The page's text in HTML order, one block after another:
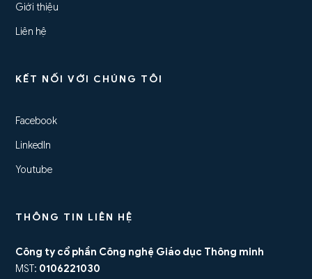
Giới thiệu
Liên hệ
KẾT NỐI VỚI CHÚNG TÔI
Facebook
LinkedIn
Youtube
THÔNG TIN LIÊN HỆ
Công ty cổ phần Công nghệ Giáo dục Thông minh
MST: 0106221030